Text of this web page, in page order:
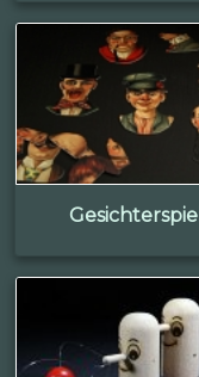
Gesichterspiel